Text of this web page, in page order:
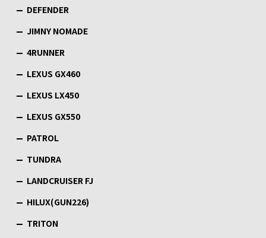
り DEFENDER
JIMNY NOMADE
4RUNNER
LEXUS GX460
LEXUS LX450
LEXUS GX550
PATROL
TUNDRA
LANDCRUISER FJ
HILUX(GUN226)
TRITON